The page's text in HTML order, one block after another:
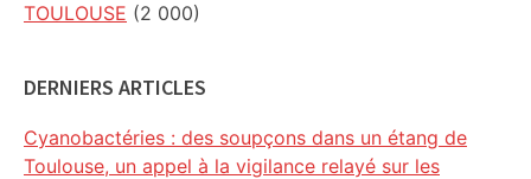
TOULOUSE (2 000)
DERNIERS ARTICLES
Cyanobactéries : des soupçons dans un étang de
Toulouse, un appel à la vigilance relayé sur les